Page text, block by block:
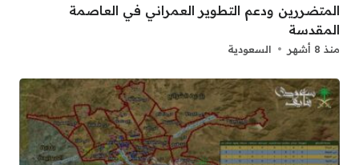
المتضررين ودعم التطوير العمراني في العاصمة
المقدسة
منذ 8 أشهر السعودية